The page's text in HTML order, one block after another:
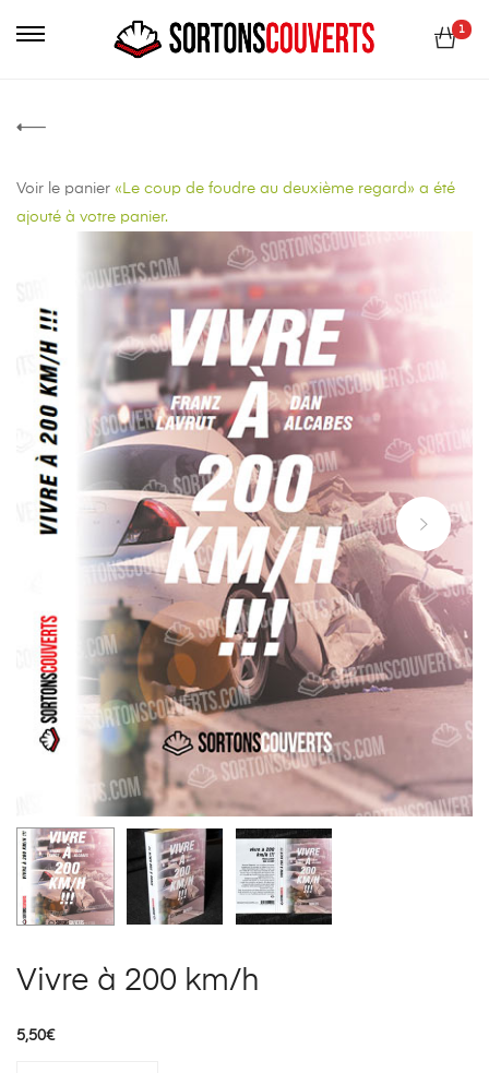
Menu
1
Voir le panier «Le coup de foudre au deuxième regard» a été
ajouté à votre panier.
Vivre à 200 km/h
5,50€